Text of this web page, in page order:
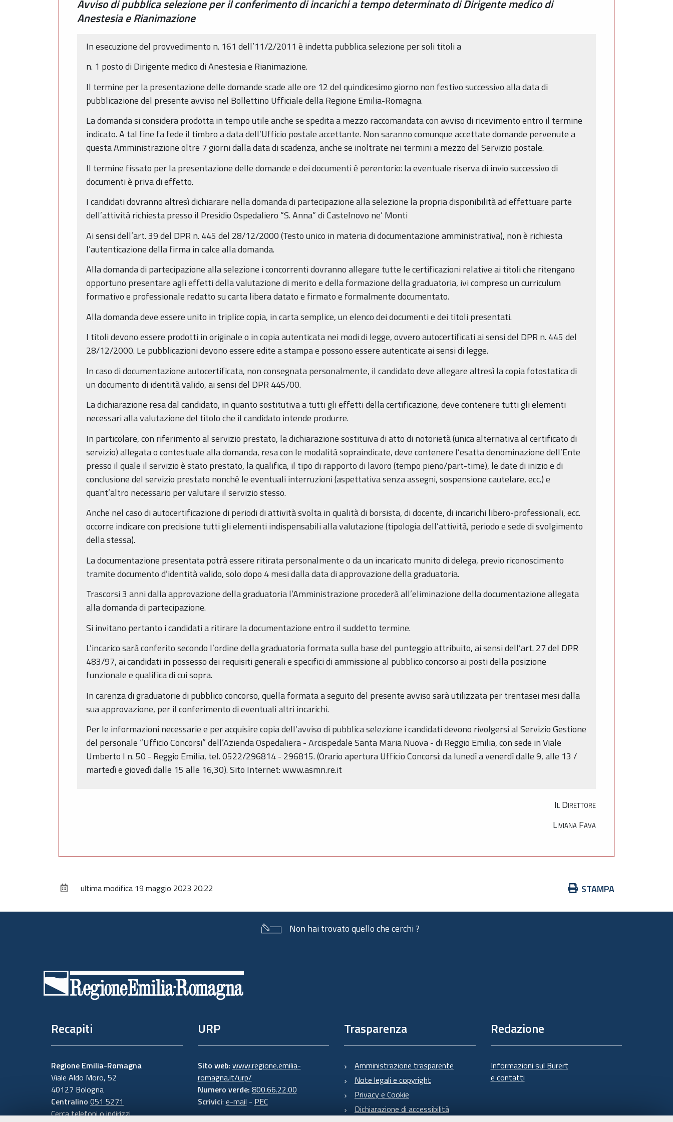
Avviso di pubblica selezione per il conferimento di incarichi a tempo determinato di Dirigente medico di
Anestesia e Rianimazione
In esecuzione del provvedimento n. 161 dell’11/2/2011 è indetta pubblica selezione per soli titoli a
n. 1 posto di Dirigente medico di Anestesia e Rianimazione.
Il termine per la presentazione delle domande scade alle ore 12 del quindicesimo giorno non festivo successivo alla data di
pubblicazione del presente avviso nel Bollettino Ufficiale della Regione Emilia-Romagna.
La domanda si considera prodotta in tempo utile anche se spedita a mezzo raccomandata con avviso di ricevimento entro il termine
indicato. A tal fine fa fede il timbro a data dell’Ufficio postale accettante. Non saranno comunque accettate domande pervenute a
questa Amministrazione oltre 7 giorni dalla data di scadenza, anche se inoltrate nei termini a mezzo del Servizio postale.
Il termine fissato per la presentazione delle domande e dei documenti è perentorio: la eventuale riserva di invio successivo di
documenti è priva di effetto.
I candidati dovranno altresì dichiarare nella domanda di partecipazione alla selezione la propria disponibilità ad effettuare parte
dell’attività richiesta presso il Presidio Ospedaliero “S. Anna” di Castelnovo ne’ Monti
Ai sensi dell’art. 39 del DPR n. 445 del 28/12/2000 (Testo unico in materia di documentazione amministrativa), non è richiesta
l’autenticazione della firma in calce alla domanda.
Alla domanda di partecipazione alla selezione i concorrenti dovranno allegare tutte le certificazioni relative ai titoli che ritengano
opportuno presentare agli effetti della valutazione di merito e della formazione della graduatoria, ivi compreso un curriculum
formativo e professionale redatto su carta libera datato e firmato e formalmente documentato.
Alla domanda deve essere unito in triplice copia, in carta semplice, un elenco dei documenti e dei titoli presentati.
I titoli devono essere prodotti in originale o in copia autenticata nei modi di legge, ovvero autocertificati ai sensi del DPR n. 445 del
28/12/2000. Le pubblicazioni devono essere edite a stampa e possono essere autenticate ai sensi di legge.
In caso di documentazione autocertificata, non consegnata personalmente, il candidato deve allegare altresì la copia fotostatica di
un documento di identità valido, ai sensi del DPR 445/00.
La dichiarazione resa dal candidato, in quanto sostitutiva a tutti gli effetti della certificazione, deve contenere tutti gli elementi
necessari alla valutazione del titolo che il candidato intende produrre.
In particolare, con riferimento al servizio prestato, la dichiarazione sostituiva di atto di notorietà (unica alternativa al certificato di
servizio) allegata o contestuale alla domanda, resa con le modalità sopraindicate, deve contenere l’esatta denominazione dell’Ente
presso il quale il servizio è stato prestato, la qualifica, il tipo di rapporto di lavoro (tempo pieno/part-time), le date di inizio e di
conclusione del servizio prestato nonchè le eventuali interruzioni (aspettativa senza assegni, sospensione cautelare, ecc.) e
quant’altro necessario per valutare il servizio stesso.
Anche nel caso di autocertificazione di periodi di attività svolta in qualità di borsista, di docente, di incarichi libero-professionali, ecc.
occorre indicare con precisione tutti gli elementi indispensabili alla valutazione (tipologia dell’attività, periodo e sede di svolgimento
della stessa).
La documentazione presentata potrà essere ritirata personalmente o da un incaricato munito di delega, previo riconoscimento
tramite documento d’identità valido, solo dopo 4 mesi dalla data di approvazione della graduatoria.
Trascorsi 3 anni dalla approvazione della graduatoria l’Amministrazione procederà all’eliminazione della documentazione allegata
alla domanda di partecipazione.
Si invitano pertanto i candidati a ritirare la documentazione entro il suddetto termine.
L’incarico sarà conferito secondo l’ordine della graduatoria formata sulla base del punteggio attribuito, ai sensi dell’art. 27 del DPR
483/97, ai candidati in possesso dei requisiti generali e specifici di ammissione al pubblico concorso ai posti della posizione
funzionale e qualifica di cui sopra.
In carenza di graduatorie di pubblico concorso, quella formata a seguito del presente avviso sarà utilizzata per trentasei mesi dalla
sua approvazione, per il conferimento di eventuali altri incarichi.
Per le informazioni necessarie e per acquisire copia dell’avviso di pubblica selezione i candidati devono rivolgersi al Servizio Gestione
del personale “Ufficio Concorsi” dell’Azienda Ospedaliera - Arcispedale Santa Maria Nuova - di Reggio Emilia, con sede in Viale
Umberto I n. 50 - Reggio Emilia, tel. 0522/296814 - 296815. (Orario apertura Ufficio Concorsi: da lunedì a venerdì dalle 9, alle 13 /
martedì e giovedì dalle 15 alle 16,30). Sito Internet: www.asmn.re.it
Il Direttore
Liviana Fava
Azioni
documento
STAMPA
ultima modifica 19 maggio 2023 20:22
Non hai trovato quello che cerchi ?
Recapiti
Regione Emilia-Romagna
Viale Aldo Moro, 52
40127 Bologna
Centralino 051 5271
Cerca telefoni o indirizzi
URP
Sito web: www.regione.emilia-
romagna.it/urp/
Numero verde: 800.66.22.00
Scrivici: e-mail - PEC
Trasparenza
Amministrazione trasparente
Note legali e copyright
Privacy e Cookie
Dichiarazione di accessibilità
Redazione
Informazioni sul Burert
e contatti